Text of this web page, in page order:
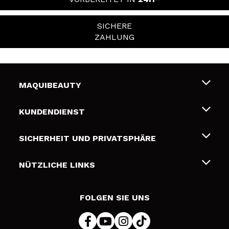
SICHERE
ZAHLUNG
MAQUIBEAUTY
Über uns
Geschenkkarten
KUNDENDIENST
Liefer- und Versandkosten
Zahlung
SICHERHEIT UND PRIVATSPHÄRE
Bedingungen und Datenschutz
NÜTZLICHE LINKS
FOLGEN SIE UNS